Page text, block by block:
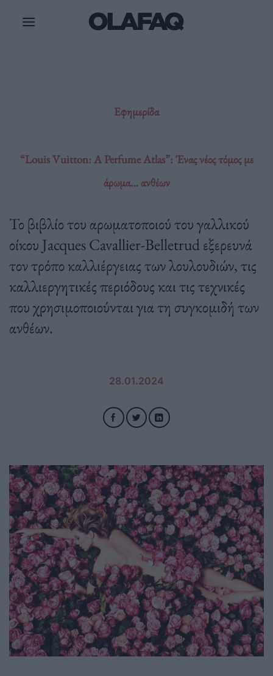
Εφημερίδα
“Louis Vuitton: A Perfume Atlas”: Ένας νέος τόμος με
άρωμα… ανθέων
Το βιβλίο του αρωματοποιού του γαλλικού
οίκου Jacques Cavallier-Belletrud εξερευνά
τον τρόπο καλλιέργειας των λουλουδιών, τις
καλλιεργητικές περιόδους και τις τεχνικές
που χρησιμοποιούνται για τη συγκομιδή των
ανθέων.
28.01.2024